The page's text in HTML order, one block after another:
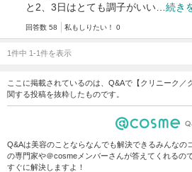
と2、3日はとても調子がいい… 続き
回答数 58 私もしりたい！ 0
1件中 1-1件を表示
ここに掲載されているのは、Q&Aで【クリニーク／
関する投稿を抜粋したものです。
Q&Aは美容のことならなんでも解決できるみんなの
の専門家や＠cosmeメンバーさんが答えてくれるの
すぐに解決しますよ！